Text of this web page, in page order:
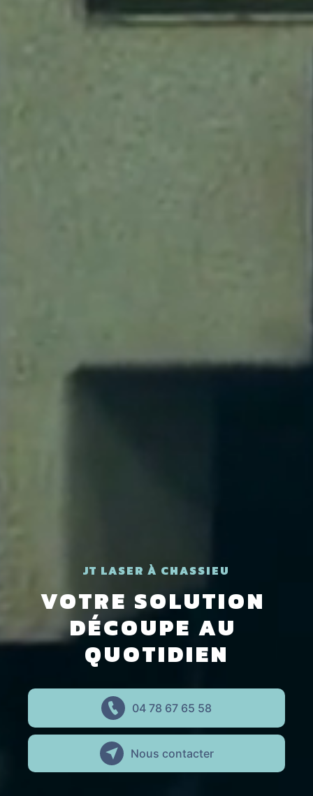
JT LASER À CHASSIEU
VOTRE SOLUTION
DÉCOUPE AU
QUOTIDIEN
04 78 67 65 58
Nous contacter